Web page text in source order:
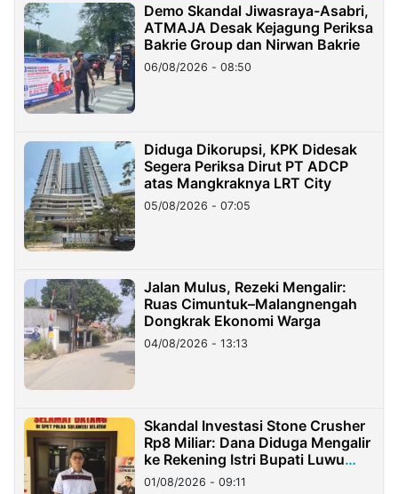
Demo Skandal Jiwasraya-Asabri,
ATMAJA Desak Kejagung Periksa
Bakrie Group dan Nirwan Bakrie
06/08/2026 - 08:50
Diduga Dikorupsi, KPK Didesak
Segera Periksa Dirut PT ADCP
atas Mangkraknya LRT City
05/08/2026 - 07:05
Jalan Mulus, Rezeki Mengalir:
Ruas Cimuntuk–Malangnengah
Dongkrak Ekonomi Warga
04/08/2026 - 13:13
Skandal Investasi Stone Crusher
Rp8 Miliar: Dana Diduga Mengalir
ke Rekening Istri Bupati Luwu
Timur
01/08/2026 - 09:11